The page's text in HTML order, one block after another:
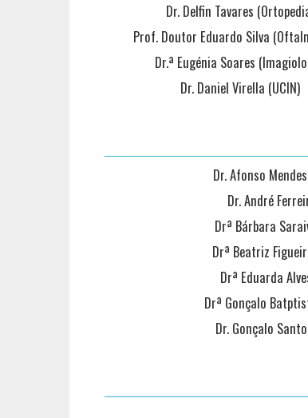
Dr. Delfin Tavares
Prof. Doutor Eduardo Silva
Dr.ª Eugénia Soares
Dr. Daniel Virella (UCIN)
Dr. Afonso
Dr. André
Drª Bárbara
Drª Beatriz
Drª Eduarda
Drª Gonçalo
Dr. Gonçalo